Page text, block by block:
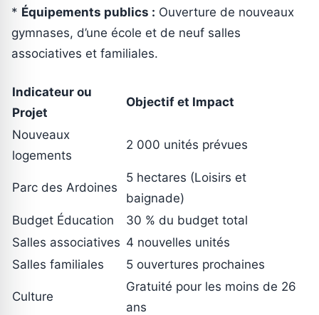
* Équipements publics : Ouverture de nouveaux
gymnases, d’une école et de neuf salles
associatives et familiales.
Indicateur ou
Projet
Objectif et Impact
Nouveaux
logements
2 000 unités prévues
Parc des Ardoines
5 hectares (Loisirs et
baignade)
Budget Éducation
30 % du budget total
Salles associatives 4 nouvelles unités
Salles familiales
5 ouvertures prochaines
Culture
Gratuité pour les moins de 26
ans